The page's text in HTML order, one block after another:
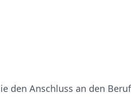
den Anschluss an den